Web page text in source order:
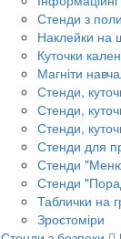
Стенди з
Наклейки на
Куточки
Магніти
Стенди,
Стенди,
Стенди,
Стенди для
Стенди
Стенди
Таблички на
Зростоміри